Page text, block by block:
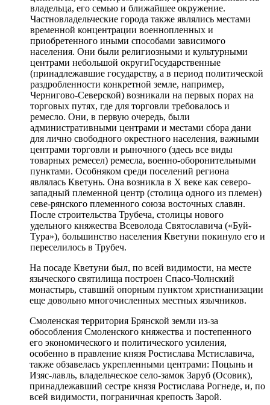
владельца, его семью и бли­жайшее окружение.
Частновладельческие города также являлись местами
временной концентрации военнопленных и
приобретенного иными спо­собами зависимого
населения. Они были религиозными и культурными
центрами небольшой округиГосударственные
(принадлежавшие государству, а в период полити­ческой
раздробленности конкретной земле, например,
Чернигово-Север­ской) возникали на первых порах на
торговых путях, где для торговли требовалось и
ремесло. Они, в первую очередь, были
административными центрами и местами сбора дани
для лично свободного окрестного насе­ления, важными
центрами торговли и рыночного (здесь все виды
товарных ремесел) ремесла, военно-оборонительными
пунктами. Особняком среди по­селений региона
являлась Кветунь. Она возникла в X веке как северо-
западный племенной центр (столи­ца одного из племен)
севе-рянского племенного союза восточных славян.
После строительства Трубеча, столицы нового
удельного княжества Всеволода Свя­тославича («Буй-
Тура»), большинство населения Кветуни покинуло его и
переселилось в Трубеч.
На посаде Кветуни был, по всей видимости, на месте
языческого свя­тилища построен Спасо-Чолнский
монастырь, ставший опорным пунктом христианизации
еще довольно много­численных местных язычников.
Смоленская территория Брянской земли из-за
обособления Смоленского княжества и постепенного
его эконо­мического и политического усиления,
особенно в правление князя Ростислава Мстиславича,
также обзавелась укре­пленными центрами: Поцынь и
Изяс-лавль, владельческое село-замок Заруб (Осовик),
принадлежавший сестре кня­зя Ростислава Рогнеде, и, по
всей види­мости, пограничная крепость Зарой.